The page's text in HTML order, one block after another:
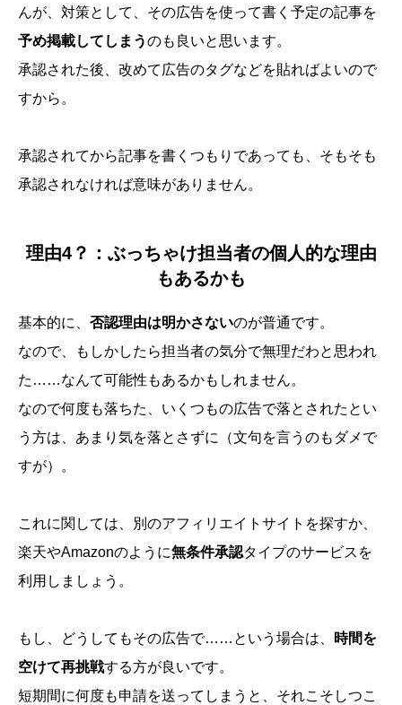
んが、対策として、その広告を使って書く予定の記事を
予め掲載してしまうのも良いと思います。
承認された後、改めて広告のタグなどを貼ればよいので
すから。
承認されてから記事を書くつもりであっても、そもそも
承認されなければ意味がありません。
理由4？：ぶっちゃけ担当者の個人的な理由
もあるかも
基本的に、 否認理由は明かさないのが普通です。
なので、もしかしたら担当者の気分で無理だわと思われ
た……なんて可能性もあるかもしれません。
なので何度も落ちた、いくつもの広告で落とされたとい
う方は、あまり気を落とさずに（文句を言うのもダメで
すが）。
これに関しては、別のアフィリエイトサイトを探すか、
楽天やAmazonのように無条件承認タイプのサービスを
利用しましょう。
もし、どうしてもその広告で……という場合は、
時間を
空けて再挑戦する方が良いです。
短期間に何度も申請を送ってしまうと、それこそしつこ